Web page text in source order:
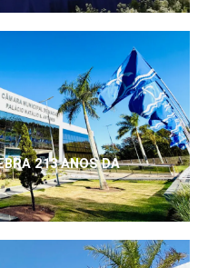
213 ANOS DA